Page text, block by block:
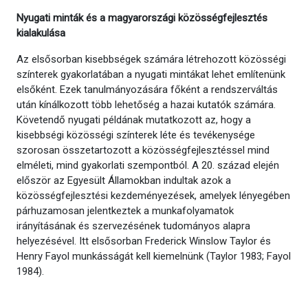
Nyugati minták és a magyarországi közösségfejlesztés
kialakulása
Az elsősorban kisebbségek számára létrehozott közösségi
színterek gyakorlatában a nyugati mintákat lehet említenünk
elsőként. Ezek tanulmányozására főként a rendszerváltás
után kínálkozott több lehetőség a hazai kutatók számára.
Követendő nyugati példának mutatkozott az, hogy a
kisebbségi közösségi színterek léte és tevékenysége
szorosan összetartozott a közösségfejlesztéssel mind
elméleti, mind gyakorlati szempontból. A 20. század elején
először az Egyesült Államokban indultak azok a
közösségfejlesztési kezdeményezések, amelyek lényegében
párhuzamosan jelentkeztek a munkafolyamatok
irányításának és szervezésének tudományos alapra
helyezésével. Itt elsősorban Frederick Winslow Taylor és
Henry Fayol munkásságát kell kiemelnünk (Taylor 1983; Fayol
1984).